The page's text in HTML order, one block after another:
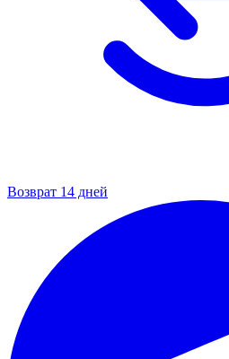
Возврат 14 дней